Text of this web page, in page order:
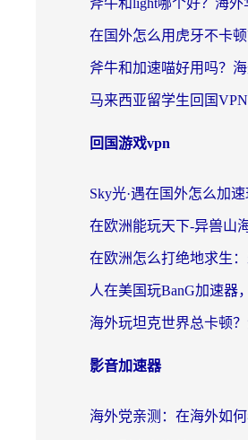
回国游戏vpn
影音加速器